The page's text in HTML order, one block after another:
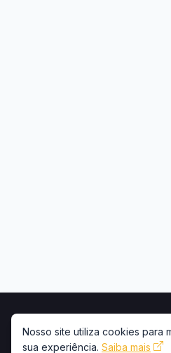
Copyright © 2026 -Portal
Nosso site utiliza cookies para
sua experiência. Saiba mais